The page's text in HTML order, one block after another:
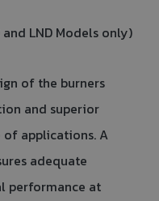
LND Models only)
of the burners
and superior
of applications. A
adequate
performance at